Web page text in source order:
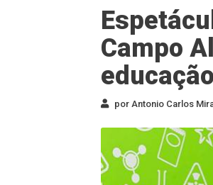
Campo
por Antonio Carlos